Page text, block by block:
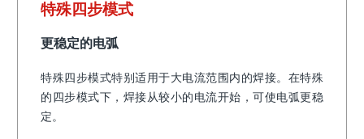
特殊四步模式
更稳定的电弧
特殊四步模式特别适用于大电流范围内的焊接。在特殊
的四步模式下，焊接从较小的电流开始，可使电弧更稳
定。